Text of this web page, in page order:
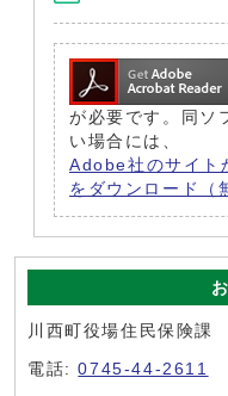
が必要です。同ソ
い場合には、
Adobe社のサイ
をダウンロード（
川西町役場住民保険課
電話:0745-44-2611